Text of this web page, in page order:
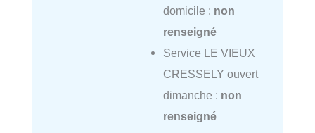
domicile : non
renseigné
Service LE VIEUX
CRESSELY ouvert
dimanche : non
renseigné